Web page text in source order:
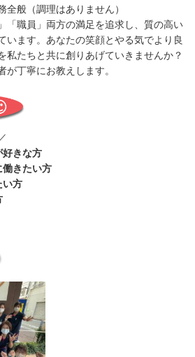
般（調理はありません）
「職員」両方の満足を追求し、質の高い
ます。あなたの笑顔とやる気でより良
たちと共に創りあげていきませんか？
丁寧にお教えします。
好きな方
働きたい方
い方